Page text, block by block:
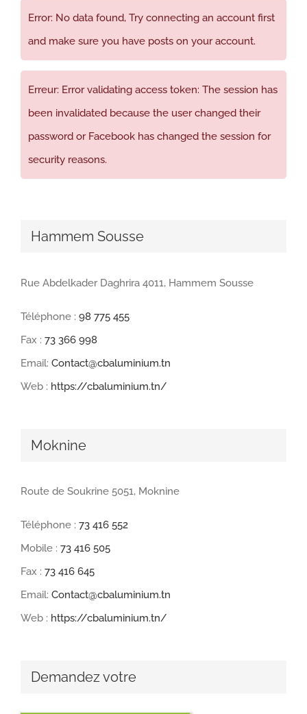
Error: No data found, Try connecting an account first
and make sure you have posts on your account.
Erreur: Error validating access token: The session has
been invalidated because the user changed their
password or Facebook has changed the session for
security reasons.
Hammem Sousse
Rue Abdelkader Daghrira 4011, Hammem Sousse
Téléphone : 98 775 455
Fax : 73 366 998
Email: Contact@cbaluminium.tn
Web : https://cbaluminium.tn/
Moknine
Route de Soukrine 5051, Moknine
Téléphone : 73 416 552
Mobile : 73 416 505
Fax : 73 416 645
Email: Contact@cbaluminium.tn
Web : https://cbaluminium.tn/
Demandez votre